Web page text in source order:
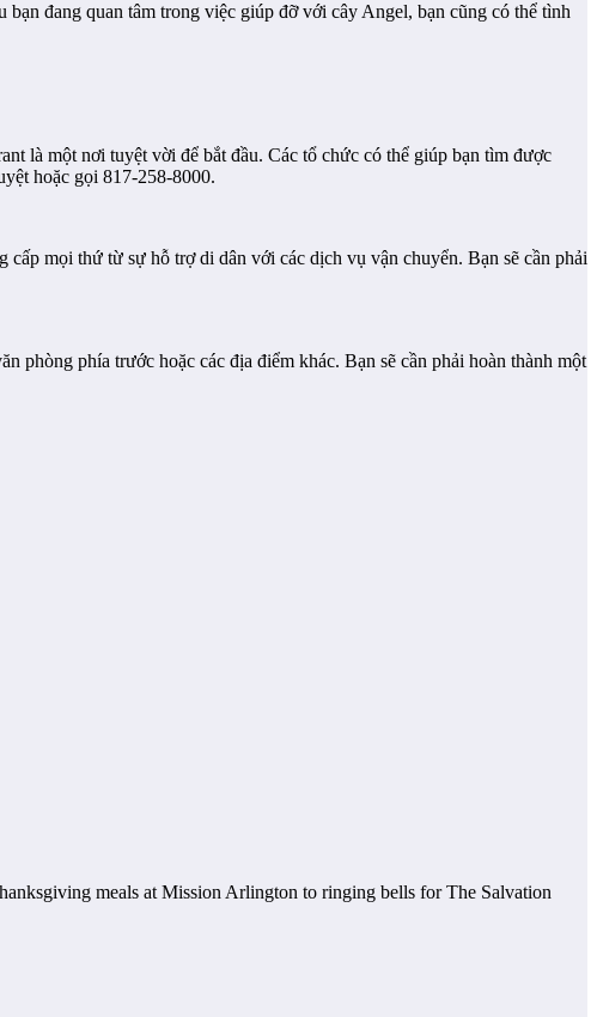
đang quan tâm trong việc giúp đỡ với cây Angel, bạn cũng có thể tình
là một nơi tuyệt vời để bắt đầu. Các tổ chức có thể giúp bạn tìm được
hoặc gọi 817-258-8000.
mọi thứ từ sự hỗ trợ di dân với các dịch vụ vận chuyển. Bạn sẽ cần phải
phòng phía trước hoặc các địa điểm khác. Bạn sẽ cần phải hoàn thành một
meals at Mission Arlington to ringing bells for The Salvation